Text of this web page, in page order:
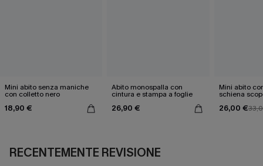
Mini abito senza maniche
con colletto nero
18,90 €
Abito monospalla con
cintura e stampa a foglie
26,90 €
Mini abito
schiena
26,00 €
RECENTEMENTE REVISIONE